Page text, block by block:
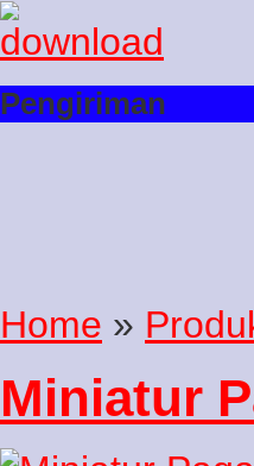
Pengiriman
Home »
Miniatur